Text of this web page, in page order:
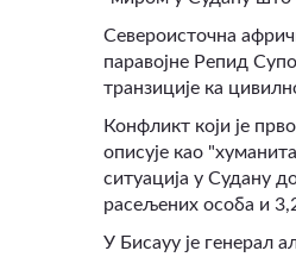
Североисточна
паравојне Репид
транзиције ка
Конфликт који је
описује као
ситуација у Судану
расељених особа и
У Бисауу је генерал